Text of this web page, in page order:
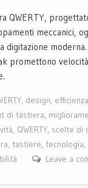
QWERTY,
meccanici,
digitazione
promettono
, design, efficienza
di tastiera,
, QWERTY, scelte di
, tastiere, tecnologia,
Leave a